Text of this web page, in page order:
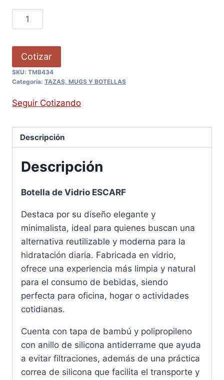
Cotizar
SKU: TMB434
Categoría: TAZAS, MUGS Y BOTELLAS
Seguir Cotizando
Descripción
Descripción
Botella de Vidrio ESCARF
Destaca por su diseño elegante y
minimalista, ideal para quienes buscan una
alternativa reutilizable y moderna para la
hidratación diaria. Fabricada en vidrio,
ofrece una experiencia más limpia y natural
para el consumo de bebidas, siendo
perfecta para oficina, hogar o actividades
cotidianas.
Cuenta con tapa de bambú y polipropileno
con anillo de silicona antiderrame que ayuda
a evitar filtraciones, además de una práctica
correa de silicona que facilita el transporte y